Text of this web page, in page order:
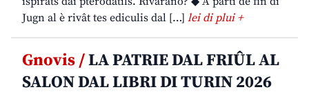
Jugn al è rivât tes ediculis dal […] lei di plui +
Gnovis /LA PATRIE DAL FRIÛL AL
SALON DAL LIBRI DI TURIN 2026